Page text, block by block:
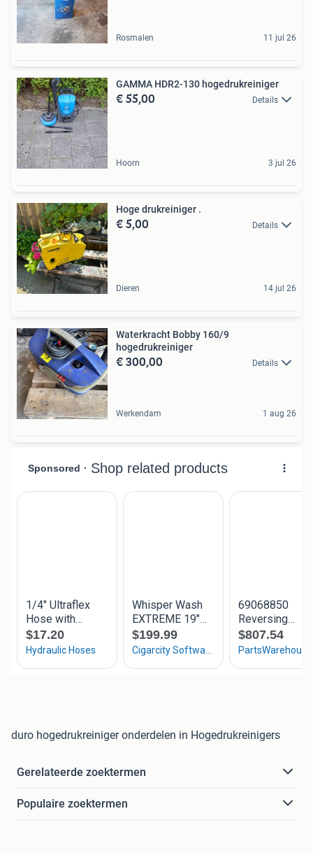
Rosmalen 11 jul 26
GAMMA HDR2-130 hogedrukreiniger
€ 55,00 Details
Hoorn 3 jul 26
Hoge drukreiniger .
€ 5,00 Details
Dieren 14 jul 26
Waterkracht Bobby 160/9
hogedrukreiniger
€ 300,00 Details
Werkendam 1 aug 26
duro hogedrukreiniger onderdelen in Hogedrukreinigers
Gerelateerde zoektermen
Populaire zoektermen